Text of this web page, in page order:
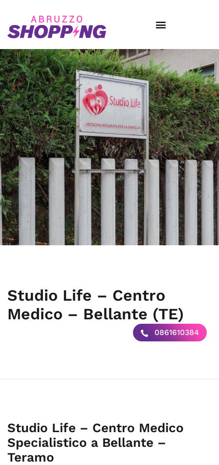
Studio Life – Centro
Medico – Bellante (TE)
0861610384
Studio Life – Centro Medico
Specialistico a Bellante –
Teramo